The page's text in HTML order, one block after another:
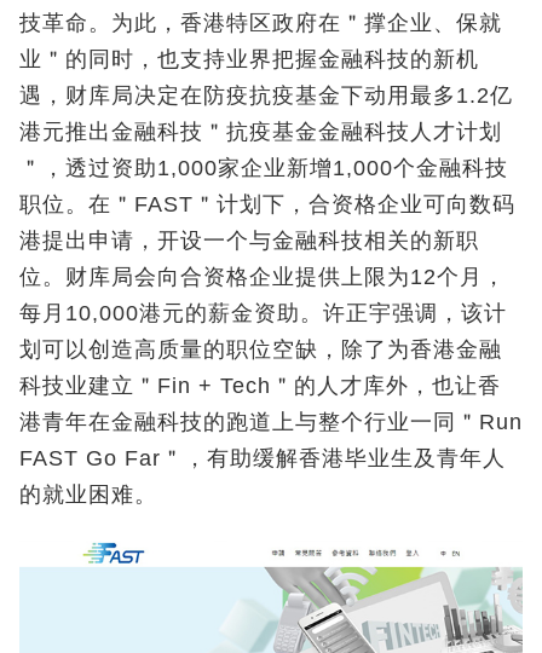
技革命。为此，香港特区政府在＂撑企业、保就
业＂的同时，也支持业界把握金融科技的新机
遇，财库局决定在防疫抗疫基金下动用最多1.2亿
港元推出金融科技＂抗疫基金金融科技人才计划
＂，透过资助1,000家企业新增1,000个金融科技
职位。在＂FAST＂计划下，合资格企业可向数码
港提出申请，开设一个与金融科技相关的新职
位。财库局会向合资格企业提供上限为12个月，
每月10,000港元的薪金资助。许正宇强调，该计
划可以创造高质量的职位空缺，除了为香港金融
科技业建立＂Fin + Tech＂的人才库外，也让香
港青年在金融科技的跑道上与整个行业一同＂Run
FAST Go Far＂，有助缓解香港毕业生及青年人
的就业困难。